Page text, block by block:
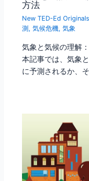
方法
New TED-Ed Originals
測 ,気候危機,気象
気象と気候の理解
本記事では、気象
に予測されるか、